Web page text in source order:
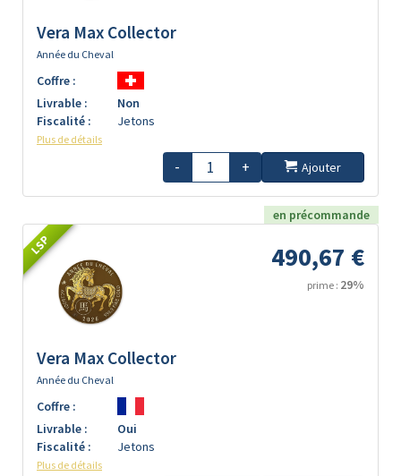
Vera Max Collector
Année du Cheval
Coffre :
Livrable :
Non
Fiscalité :
Jetons
Plus de détails
- + Ajouter
en précommande
LSP 490,67 €
prime : 29%
Vera Max Collector
Année du Cheval
Coffre :
Livrable :
Oui
Fiscalité :
Jetons
Plus de détails